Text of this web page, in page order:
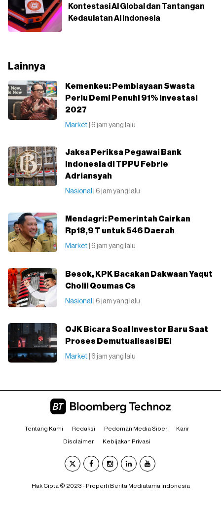
Kontestasi AI Global dan Tantangan
Kedaulatan AI Indonesia
Lainnya
⁠Kemenkeu: Pembiayaan Swasta
Perlu Demi Penuhi 91% Investasi
2027
Market | 6 jam yang lalu
Jaksa Periksa Pegawai Bank
Indonesia di TPPU Febrie
Adriansyah
Nasional | 6 jam yang lalu
Mendagri: Pemerintah Cairkan
Rp18,9 T untuk 546 Daerah
Market | 6 jam yang lalu
Besok, KPK Bacakan Dakwaan Yaqut
Cholil Qoumas Cs
Nasional | 6 jam yang lalu
OJK Bicara Soal Investor Baru Saat
Proses Demutualisasi BEI
Market | 6 jam yang lalu
Tentang Kami Redaksi Pedoman Media Siber Karir
Disclaimer Kebijakan Privasi
Hak Cipta © 2023 - Properti Berita Mediatama Indonesia